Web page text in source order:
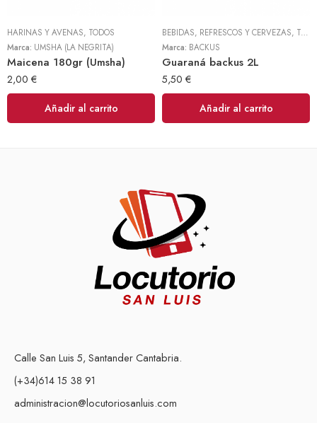
HARINAS Y AVENAS, TODOS
Marca: UMSHA (LA NEGRITA)
Maicena 180gr (Umsha)
2,00 €
Añadir al carrito
BEBIDAS, REFRESCOS Y CERVEZAS, TODOS
Marca: BACKUS
Guaraná backus 2L
5,50 €
Añadir al carrito
Calle San Luis 5, Santander Cantabria.
(+34)614 15 38 91
administracion@locutoriosanluis.com